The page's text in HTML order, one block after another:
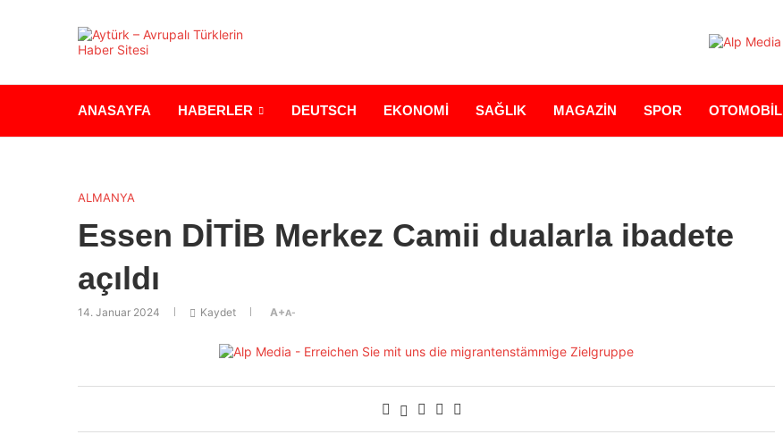
ANASAYFA HABERLER DEUTSCH EKONOMİ SAĞLIK MAGAZİN SPOR OTOMOBİL
ALMANYA
Essen DİTİB Merkez Camii dualarla ibadete
açıldı
14. Januar 2024 Kaydet A+A-